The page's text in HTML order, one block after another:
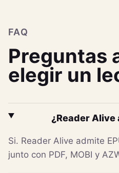
FAQ
Preguntas
elegir un
¿Reader Alive
Si. Reader Alive admite
junto con PDF, MOBI y